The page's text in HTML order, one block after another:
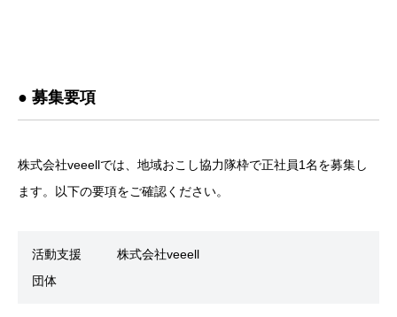
● 募集要項
株式会社veeellでは、地域おこし協力隊枠で正社員1名を募集し
ます。以下の要項をご確認ください。
活動支援
団体
株式会社veeell